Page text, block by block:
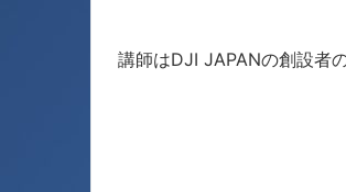
講師はDJI JAPANの創設者